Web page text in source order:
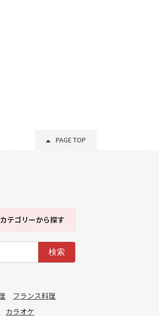
PAGE TOP
カテゴリーから探す
検索
フランス料理
カラオケ